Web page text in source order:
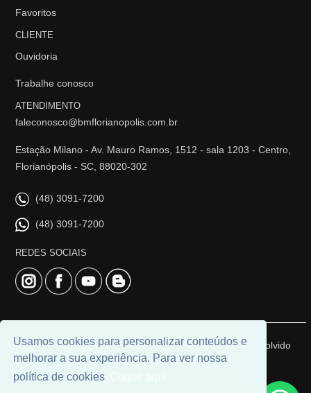
Usamos cookies para personalizar conteúdos e
melhorar a sua experiência. Para ver nossa
política de cookies
Favoritos
CLIENTE
Ouvidoria
Trabalhe conosco
ATENDIMENTO
faleconosco@bmflorianopolis.com.br
Estação Milano - Av. Mauro Ramos, 1512 - sala 1203 - Centro,
Florianópolis - SC, 88020-302
(48) 3091-7200
(48) 3091-7200
REDES SOCIAIS
© 2026 | BM Class Florianópolis | CRECI: 4919J | Desenvolvido
porUniversal Software.